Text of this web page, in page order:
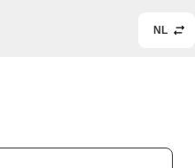
NL